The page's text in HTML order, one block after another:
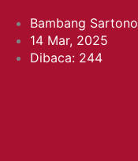
Bambang Sartono
14 Mar, 2025
Dibaca: 244